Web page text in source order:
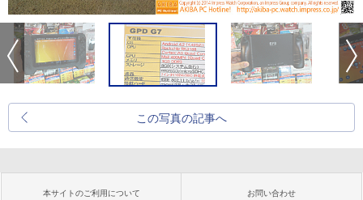
この写真の記事へ
本サイトのご利用について お問い合わせ